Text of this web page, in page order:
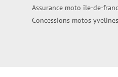
Assurance moto île-de-
Concessions motos